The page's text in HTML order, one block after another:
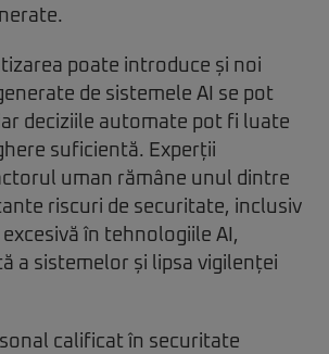
poate introduce și noi
de sistemele AI se pot
deciziile automate pot fi luate
suficientă. Experții
uman rămâne unul dintre
riscuri de securitate, inclusiv
în tehnologiile AI,
a sistemelor și lipsa vigilenței
calificat în securitate